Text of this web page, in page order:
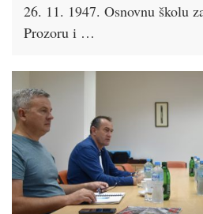
26. 11. 1947. Osnovnu školu
Prozoru i …